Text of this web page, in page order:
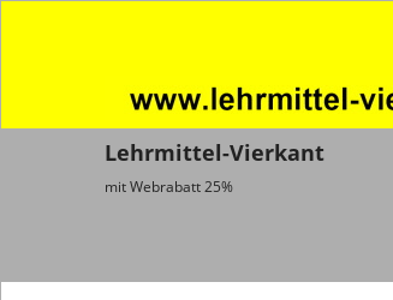
Lehrmittel-Vierkant
mit Webrabatt 25%